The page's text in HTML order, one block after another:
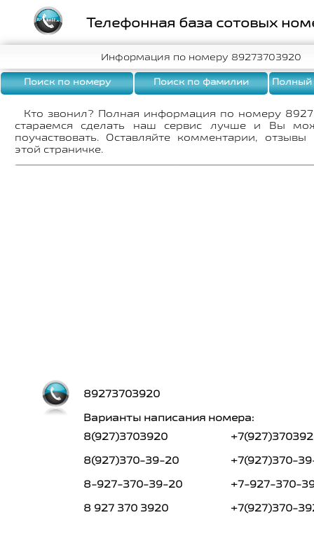
Кто звонил? Полная информация по номеру
стараемся сделать наш сервис лучше и Вы
поучаствовать. Оставляйте комментарии,
этой страничке.
89273703920
Варианты написания номера:
8(927)3703920
8(927)370-39-20
8-927-370-39-20
8 927 370 3920
+7(927)370-
+7-927-370-
+7(927)370-
Телефонная база сотовых
Информация по номеру 89273703920
Поиск по номеру Поиск по фамилии Полный